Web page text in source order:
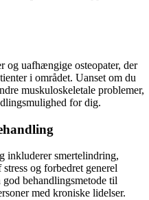
og uafhængige osteopater, der
i området. Uanset om du
muskuloskeletale problemer,
for dig.
inkluderer smertelindring,
og forbedret generel
behandlingsmetode til
med kroniske lidelser.